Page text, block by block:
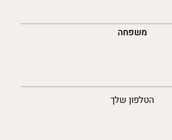
משפחה
הטלפון שלך